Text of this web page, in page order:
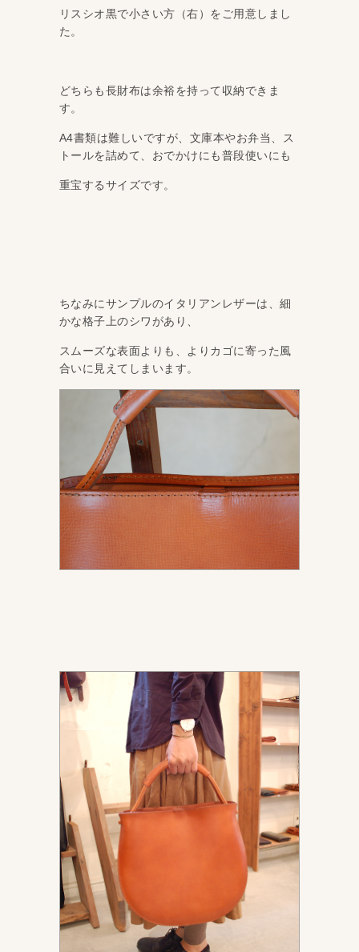
リスシオ黒で小さい方（右）をご用意しまし
た。
どちらも長財布は余裕を持って収納できま
す。
A4書類は難しいですが、文庫本やお弁当、ス
トールを詰めて、おでかけにも普段使いにも
重宝するサイズです。
ちなみにサンプルのイタリアンレザーは、細
かな格子上のシワがあり、
スムーズな表面よりも、よりカゴに寄った風
合いに見えてしまいます。